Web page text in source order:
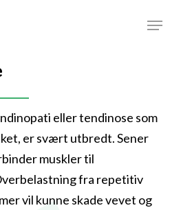
Menu
eller tendinose som
er svært utbredt. Sener
muskler til
fra repetitiv
vil kunne skade vevet og